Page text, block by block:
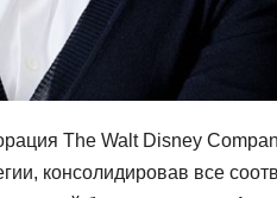
The Walt Disney
консолидировав все